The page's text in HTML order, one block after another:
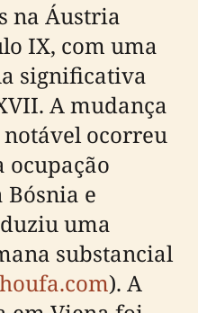
na Áustria
IX, com uma
significativa
A mudança
ocorreu
ocupação
e
uma
substancial
). A